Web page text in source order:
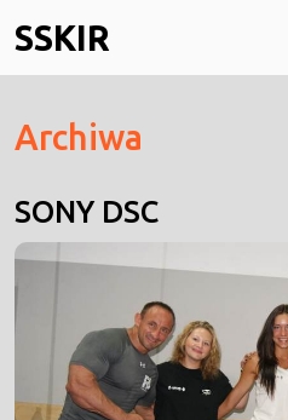
to
content
SSKIR
Archiwa
SONY DSC